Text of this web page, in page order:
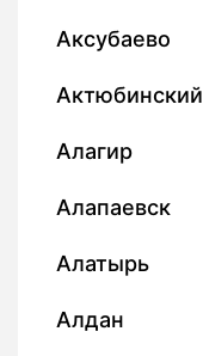
Аксубаево
Актюбинский
Алагир
Алапаевск
Алатырь
Алдан